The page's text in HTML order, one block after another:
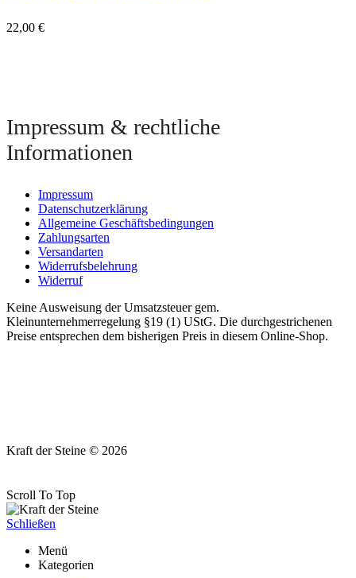
22,00 €
Impressum & rechtliche
Informationen
Impressum
Datenschutzerklärung
Allgemeine Geschäftsbedingungen
Zahlungsarten
Versandarten
Widerrufsbelehrung
Widerruf
Keine Ausweisung der Umsatzsteuer gem.
Kleinunternehmerregelung §19 (1) UStG. Die durchgestrichenen
Preise entsprechen dem bisherigen Preis in diesem Online-Shop.
Kraft der Steine © 2026
Scroll To Top
Schließen
Menü
Kategorien